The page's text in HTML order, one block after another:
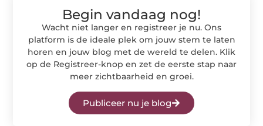
Begin vandaag nog!
Wacht niet langer en registreer je nu. Ons
platform is de ideale plek om jouw stem te laten
horen en jouw blog met de wereld te delen. Klik
op de Registreer-knop en zet de eerste stap naar
meer zichtbaarheid en groei.
Publiceer nu je blog